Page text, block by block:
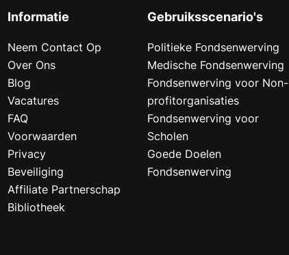
Informatie
Neem Contact Op
Over Ons
Blog
Vacatures
FAQ
Voorwaarden
Privacy
Beveiliging
Affiliate Partnerschap
Bibliotheek
Gebruiksscenario's
Politieke Fondsenwerving
Medische Fondsenwerving
Fondsenwerving voor Non-
profitorganisaties
Fondsenwerving voor
Scholen
Goede Doelen
Fondsenwerving